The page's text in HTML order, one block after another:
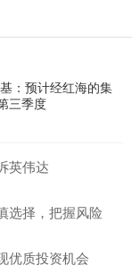
：预计经红海的集
三季度
英伟达
选择，把握风险
优质投资机会